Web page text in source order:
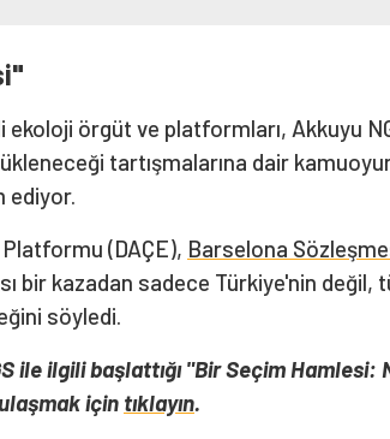
ekoloji örgüt ve platformları, Akkuyu
tartışmalarına dair
ediyor.
(DAÇE), Barselona
bir kazadan sadece Türkiye'nin değil,
söyledi.
ile ilgili başlattığı "Bir Seçim Hamlesi:
için tıklayın.